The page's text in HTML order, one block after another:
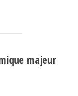
majeur